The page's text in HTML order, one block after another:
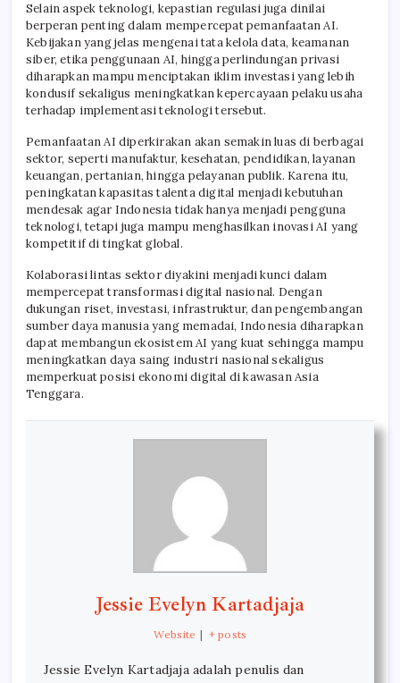
Selain aspek teknologi, kepastian regulasi juga dinilai
berperan penting dalam mempercepat pemanfaatan AI.
Kebijakan yang jelas mengenai tata kelola data, keamanan
siber, etika penggunaan AI, hingga perlindungan privasi
diharapkan mampu menciptakan iklim investasi yang lebih
kondusif sekaligus meningkatkan kepercayaan pelaku usaha
terhadap implementasi teknologi tersebut.
Pemanfaatan AI diperkirakan akan semakin luas di berbagai
sektor, seperti manufaktur, kesehatan, pendidikan, layanan
keuangan, pertanian, hingga pelayanan publik. Karena itu,
peningkatan kapasitas talenta digital menjadi kebutuhan
mendesak agar Indonesia tidak hanya menjadi pengguna
teknologi, tetapi juga mampu menghasilkan inovasi AI yang
kompetitif di tingkat global.
Kolaborasi lintas sektor diyakini menjadi kunci dalam
mempercepat transformasi digital nasional. Dengan
dukungan riset, investasi, infrastruktur, dan pengembangan
sumber daya manusia yang memadai, Indonesia diharapkan
dapat membangun ekosistem AI yang kuat sehingga mampu
meningkatkan daya saing industri nasional sekaligus
memperkuat posisi ekonomi digital di kawasan Asia
Tenggara.
Jessie Evelyn Kartadjaja
Website | + posts
Jessie Evelyn Kartadjaja adalah penulis dan